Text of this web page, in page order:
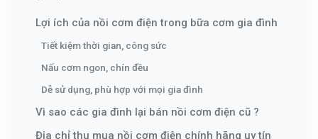
Lợi ích của nồi cơm điện trong bữa cơm gia đình
Tiết kiệm thời gian, công sức
Nấu cơm ngon, chín đều
Dễ sử dụng, phù hợp với mọi gia đình
Vì sao các gia đình lại bán nồi cơm điện cũ ?
Địa chỉ thu mua nồi cơm điện chính hãng uy tín